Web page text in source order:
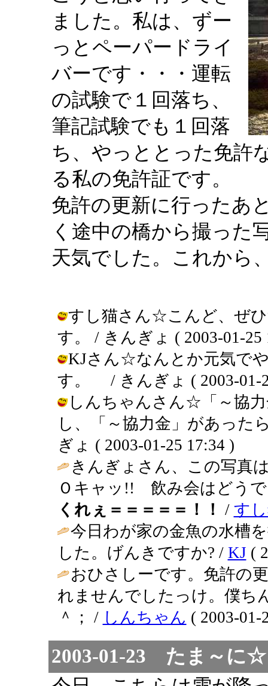
ました。私は、ずー
っとペーパードライ
バーです・・・運転
の試験で１回落ち、
筆記試験でも１回落
ち、やっととった免許
る私の免許証です。
免許の更新に行ったあ
く途中の橋から撮った
天気でした。これから
すし猫さん☆こんど、ぜ
す。 / きんぎょ ( 2003-01-25
KJさん☆なんとか元気で
す。 / きんぎょ ( 2003-01-
しんちゃんさん☆「～協
し、「～協力金」があった
ぎょ ( 2003-01-25 17:34 )
きんぎょさん、この写真
Ｏキャッ!! 飲み会はどう
くれぇ＝＝＝＝＝！！ / す
今日わが家の金魚の水槽
した。げんきですか? / KJ (
おひさしーです。免許の
れませんでしたっけ。僕ち
＾； / しんちゃん ( 2003-01-
2003-01-23 たま～に